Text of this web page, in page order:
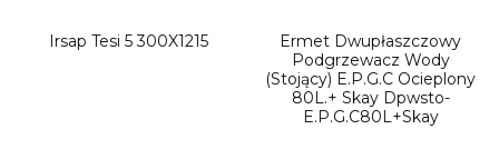
Irsap Tesi 5 300X1215
Ermet Dwupłaszczowy
Podgrzewacz Wody
(Stojący) E.P.G.C Ocieplony
80L.+ Skay Dpwsto-
E.P.G.C80L+Skay